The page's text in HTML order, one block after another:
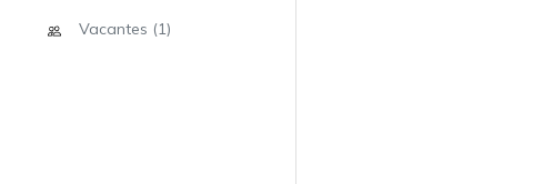
Vacantes (1)